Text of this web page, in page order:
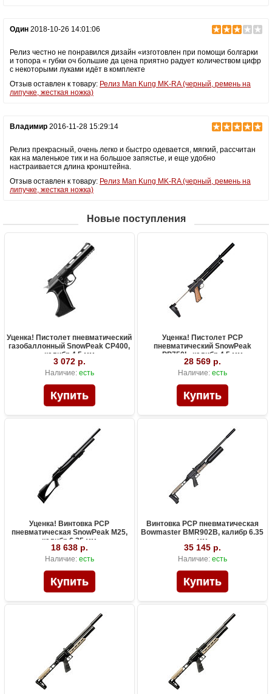
Один 2018-10-26 14:01:06
Релиз честно не понравился дизайн «изготовлен при помощи болгарки
и топора « губки оч большие да цена приятно радует количеством цифр
с некоторыми луками идёт в комплекте
Отзыв оставлен к товару: Релиз Man Kung MK-RA (черный, ремень на
липучке, жесткая ножка)
Владимир 2016-11-28 15:29:14
Релиз прекрасный, очень легко и быстро одевается, мягкий, рассчитан
как на маленькое тик и на большое запястье, и еще удобно
настраивается длина кронштейна.
Отзыв оставлен к товару: Релиз Man Kung MK-RA (черный, ремень на
липучке, жесткая ножка)
Новые поступления
Уценка! Пистолет пневматический
газобаллонный SnowPeak CP400,
калибр 4.5 мм
3 072 р.
Наличие: есть
Уценка! Пистолет PCP
пневматический SnowPeak
PP750L, калибр 4.5 мм
28 569 р.
Наличие: есть
Уценка! Винтовка PCP
пневматическая SnowPeak M25,
калибр 6.35 мм
18 638 р.
Наличие: есть
Винтовка PCP пневматическая
Bowmaster BMR902B, калибр 6.35
мм
35 145 р.
Наличие: есть